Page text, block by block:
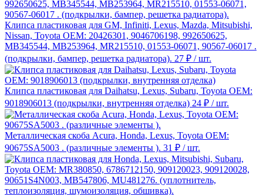
Клипса пластиковая для GM, Infiniti, Lexus, Mazda, Mitsubishi,
Nissan, Toyota ОЕМ: 20426301, 9046706198, 992650625,
MB345544, MB253964, MR215510, 01553-06071, 90567-06017 .
(подкрылки, бампер, решетка радиатора). 27 ₽ / шт.
Клипса пластиковая для Daihatsu, Lexus, Subaru, Toyota ОЕМ:
9018906013 (подкрылки, внутренняя отделка) 24 ₽ / шт.
Металлическая скоба Acura, Honda, Lexus, Toyota ОЕМ:
90675SA5003 . (различные элементы ). 31 ₽ / шт.